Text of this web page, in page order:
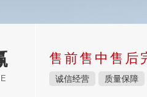
售前售中售后
诚信经营 质量保障